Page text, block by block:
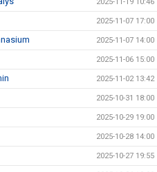
2025-11-07 17:00
2025-11-07 14:00
2025-11-06 15:00
2025-11-02 13:42
2025-10-31 18:00
2025-10-29 19:00
2025-10-28 14:00
2025-10-27 19:55